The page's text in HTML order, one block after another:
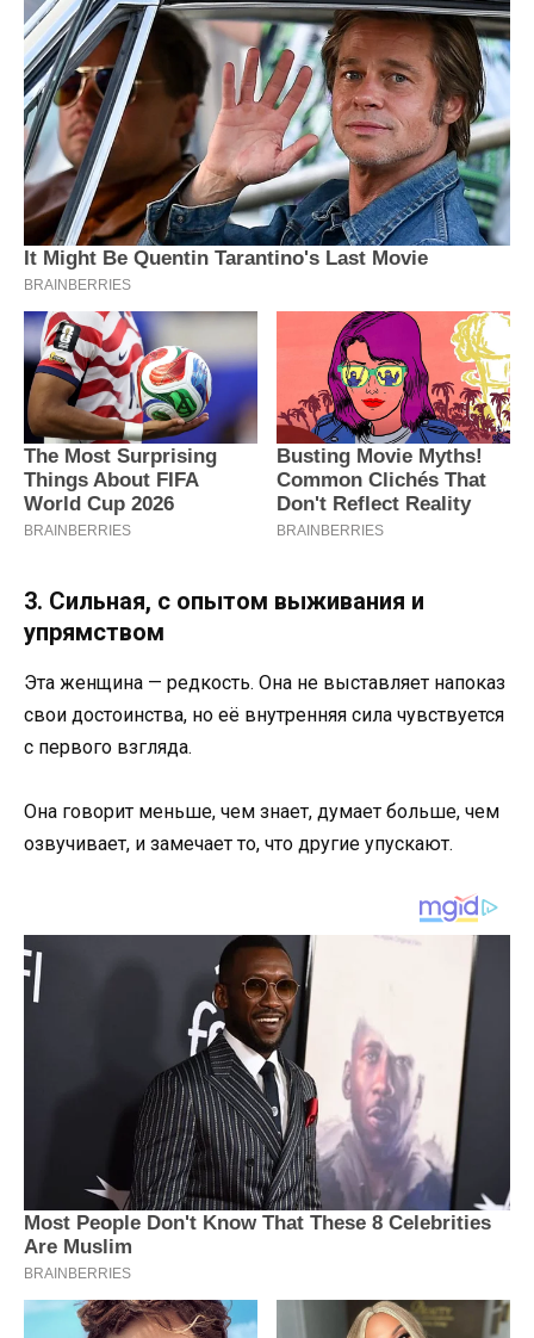
3. Сильная, с опытом выживания и
упрямством
Эта женщина — редкость. Она не выставляет напоказ
свои достоинства, но её внутренняя сила чувствуется
с первого взгляда.
Она говорит меньше, чем знает, думает больше, чем
озвучивает, и замечает то, что другие упускают.